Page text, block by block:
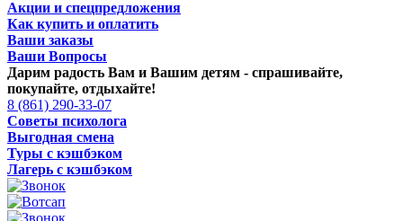
Акции и спецпредложения
Как купить и оплатить
Ваши заказы
Ваши Вопросы
Дарим радость Вам и Вашим детям - спрашивайте,
покупайте, отдыхайте!
8 (861) 290-33-07
Советы психолога
Выгодная смена
Туры с кэшбэком
Лагерь с кэшбэком